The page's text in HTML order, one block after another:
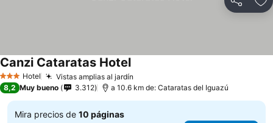
Compartir
3 Estrellas
Hotel Vistas amplias al jardín
Canzi Cataratas Hotel
8,2 Muy bueno 3.312 a 10.6 km de: Cataratas del Iguazú
Mira precios de 10 páginas